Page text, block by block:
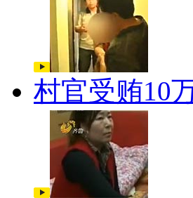
村官受贿10